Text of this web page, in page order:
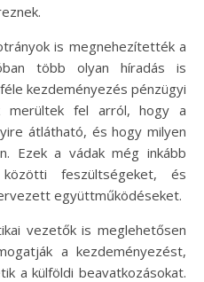
is megnehezítették a
több olyan híradás is
kezdeményezés pénzügyi
merültek fel arról, hogy a
átlátható, és hogy milyen
Ezek a vádak még inkább
feszültségeket, és
együttműködéseket.
vezetők is meglehetősen
a kezdeményezést,
a külföldi beavatkozásokat.